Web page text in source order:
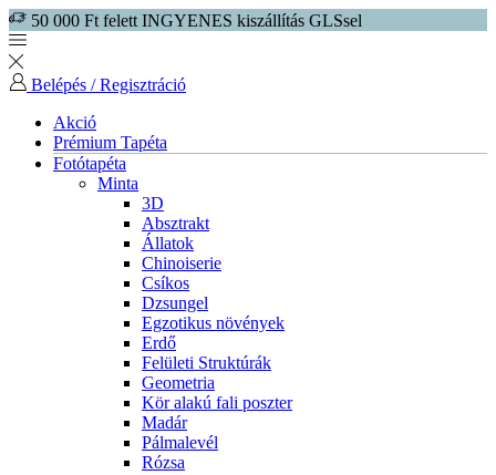
50 000 Ft felett INGYENES kiszállítás GLSsel
Belépés / Regisztráció
Akció
Prémium Tapéta
Fotótapéta
Minta
3D
Absztrakt
Állatok
Chinoiserie
Csíkos
Dzsungel
Egzotikus növények
Erdő
Felületi Struktúrák
Geometria
Kör alakú fali poszter
Madár
Pálmalevél
Rózsa